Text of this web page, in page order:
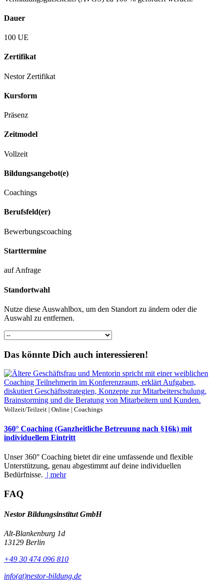
Dauer
100 UE
Zertifikat
Nestor Zertifikat
Kursform
Präsenz
Zeitmodel
Vollzeit
Bildungsangebot(e)
Coachings
Berufsfeld(er)
Bewerbungscoaching
Starttermine
auf Anfrage
Standortwahl
Nutze diese Auswahlbox, um den Standort zu ändern oder die
Auswahl zu entfernen.
Das könnte Dich auch interessieren!
Vollzeit/Teilzeit | Online | Coachings
360° Coaching (Ganzheitliche Betreuung nach §16k) mit
individuellem Eintritt
Unser 360° Coaching bietet dir eine umfassende und flexible
Unterstützung, genau abgestimmt auf deine individuellen
Bedürfnisse. | mehr
FAQ
Nestor Bildungsinstitut GmbH
Alt-Blankenburg 1d
13129 Berlin
+49 30 474 096 810
info(at)nestor-bildung.de